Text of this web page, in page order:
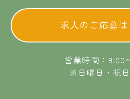
求人のご応募は
営業時間：9:00
※日曜日・祝